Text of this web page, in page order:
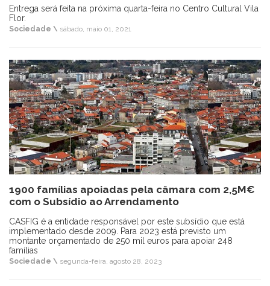
Entrega será feita na próxima quarta-feira no Centro Cultural Vila
Flor.
Sociedade \ sábado, maio 01, 2021
1900 famílias apoiadas pela câmara com 2,5M€
com o Subsídio ao Arrendamento
CASFIG é a entidade responsável por este subsídio que está
implementado desde 2009. Para 2023 está previsto um
montante orçamentado de 250 mil euros para apoiar 248
famílias
Sociedade \ segunda-feira, agosto 28, 2023